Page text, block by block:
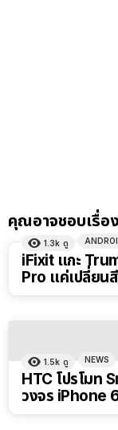
คุณอาจชอบเรื่อ
1.3k ดู
iFixit แกะ
Pro แค่เปลี่ยน
1.5k ดู NEWS
HTC โปรโมท
วงจร iPhone